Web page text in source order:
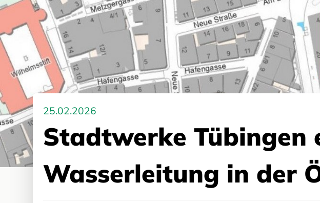
25.02.2026
Stadtwerke Tübingen
Wasserleitung in der